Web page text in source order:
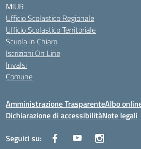
MIUR
Ufficio Scolastico Regionale
Ufficio Scolastico Territoriale
Scuola in Chiaro
Iscrizioni On Line
Invalsi
Comune
Amministrazione TrasparenteAlbo
Dichiarazione di accessibilitàNote legali
Seguici su: